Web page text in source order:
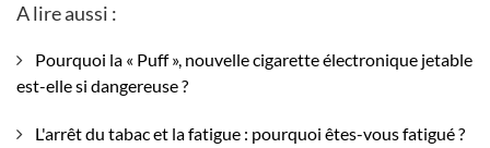
A lire aussi :
Pourquoi la « Puff », nouvelle cigarette électronique jetable
est-elle si dangereuse ?
L'arrêt du tabac et la fatigue : pourquoi êtes-vous fatigué ?